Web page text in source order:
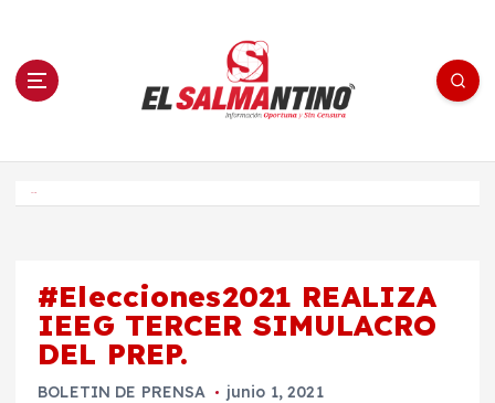
n El Salmantino - medios/noticias/editorial
#Elecciones2021 REALIZA
IEEG TERCER SIMULACRO
DEL PREP.
BOLETIN DE PRENSA junio 1, 2021